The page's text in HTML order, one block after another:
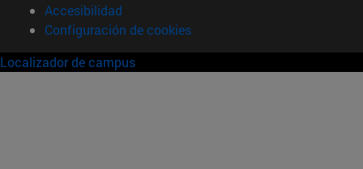
Accesibilidad
Configuración de cookies
Localizador de campus